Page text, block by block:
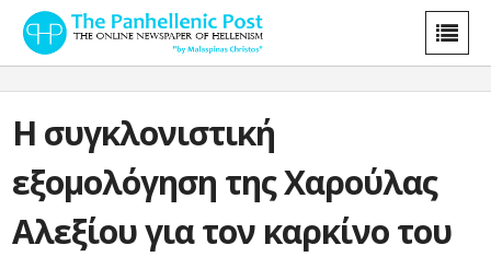
Η συγκλονιστική
εξομολόγηση της Χαρούλας
Αλεξίου για τον καρκίνο του